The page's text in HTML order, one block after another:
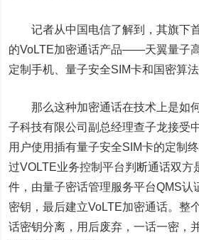
记者从中国电信了解到，其旗下
的VoLTE加密通话产品——天翼量子
定制手机、量子安全SIM卡和国密算法
那么这种加密通话在技术上是如
子科技有限公司副总经理查子龙接受
用户使用插有量子安全SIM卡的定制
过VOLTE业务控制平台判断通话双方
件，由量子密话管理服务平台QMS认
密钥，最后建立VoLTE加密通话。整
话密钥分离，用后废弃，一话一密，